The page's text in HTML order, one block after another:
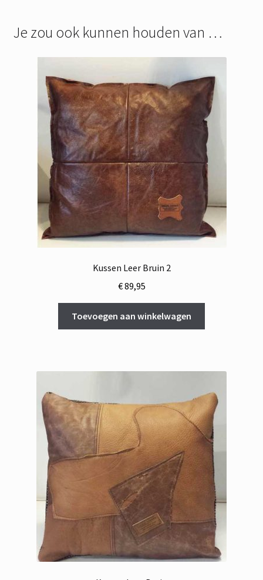
Je zou ook kunnen houden van …
Kussen Leer Bruin 2
€89,95
Toevoegen aan winkelwagen